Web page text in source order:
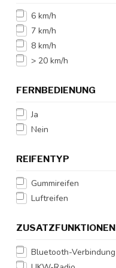
6 km/h
7 km/h
8 km/h
> 20 km/h
FERNBEDIENUNG
Ja
Nein
REIFENTYP
Gummireifen
Luftreifen
ZUSATZFUNKTIONEN
Bluetooth-Verbindung